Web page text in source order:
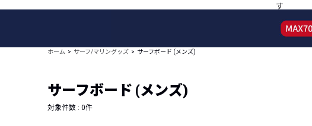
す
ブランドから探す
新着アイテム
編集部のおすすめアイテム
特集記事
ホーム サーフ/マリングッズ サーフボード (メンズ)
サーフボード (メンズ)
対象件数 : 0件